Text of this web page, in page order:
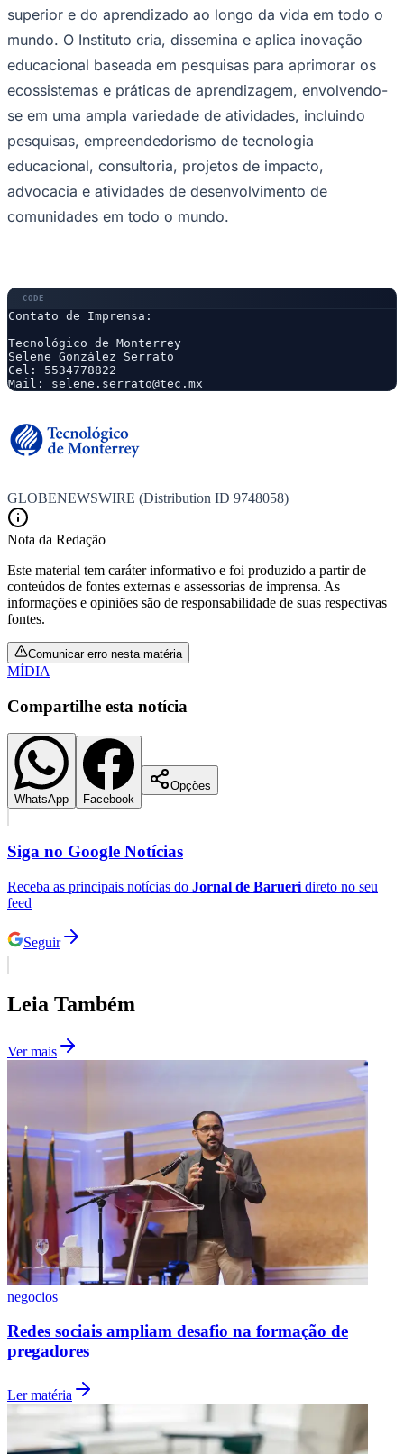
Flamengo
Fluminense
Vasco
superior e do aprendizado ao longo da vida em todo o
mundo. O Instituto cria, dissemina e aplica inovação
educacional baseada em pesquisas para aprimorar os
ecossistemas e práticas de aprendizagem, envolvendo-
se em uma ampla variedade de atividades, incluindo
pesquisas, empreendedorismo de tecnologia
educacional, consultoria, projetos de impacto,
advocacia e atividades de desenvolvimento de
comunidades em todo o mundo.
Contato de Imprensa:
Tecnológico de Monterrey
Selene González Serrato
Cel: 5534778822
Mail: selene.serrato@tec.mx
GLOBENEWSWIRE (Distribution ID 9748058)
Nota da Redação
Este material tem caráter informativo e foi produzido a partir de
conteúdos de fontes externas e assessorias de imprensa. As
informações e opiniões são de responsabilidade de suas respectivas
fontes.
Comunicar erro nesta matéria
MÍDIA
Compartilhe esta notícia
WhatsApp Facebook
Opções
Siga no Google Notícias
Receba as principais notícias do Jornal de Barueri direto no seu
feed
Seguir
Em Alta
Creator commerce cresce e atrai TikTok e YouTube Shop